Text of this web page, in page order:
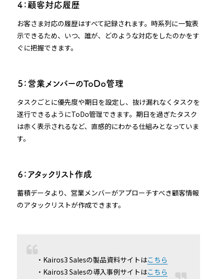
４：顧客対応履歴
お客さま対応の履歴はすべて記録されます。時系列に一覧表
示できるため、いつ、誰が、どのような対応をしたのかをす
ぐに把握できます。
５：営業メンバーのToDo管理
タスクごとに優先度や期日を設定し、抜け漏れなくタスクを
遂行できるようにToDo管理できます。期日を過ぎたタスク
は赤く表示されるなど、直感的にわかる仕組みとなっていま
す。
６：アタックリスト作成
蓄積データより、営業メンバーがアプローチすべき顧客情報
のアタックリストが作成できます。
・Kairos3 Salesの製品資料サイトはこちら
・Kairos3 Salesの導入事例サイトはこちら